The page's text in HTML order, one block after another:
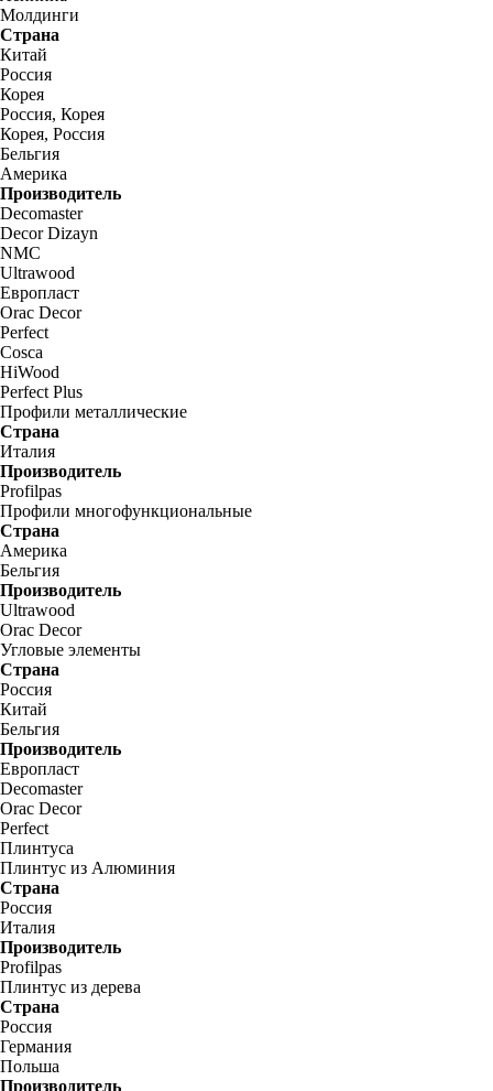
Молдинги
Страна
Китай
Россия
Корея
Россия, Корея
Корея, Россия
Бельгия
Америка
Производитель
Decomaster
Decor Dizayn
NMC
Ultrawood
Европласт
Orac Decor
Perfect
Cosca
HiWood
Perfect Plus
Профили металлические
Страна
Италия
Производитель
Profilpas
Профили многофункциональные
Страна
Америка
Бельгия
Производитель
Ultrawood
Orac Decor
Угловые элементы
Страна
Россия
Китай
Бельгия
Производитель
Европласт
Decomaster
Orac Decor
Perfect
Плинтуса
Плинтус из Алюминия
Страна
Россия
Италия
Производитель
Profilpas
Плинтус из дерева
Страна
Россия
Германия
Польша
Производитель